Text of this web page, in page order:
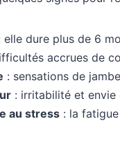
elle dure plus de 6
accrues de
: sensations de
: irritabilité et envie
au stress : la